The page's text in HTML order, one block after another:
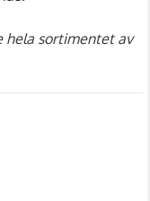
hela sortimentet av